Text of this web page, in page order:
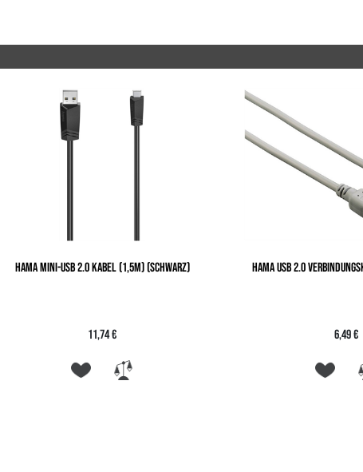
HAMA MINI-USB 2.0 KABEL (1,5M) (SCHWARZ)
11,74 €
HAMA USB 2.0
6,49 €